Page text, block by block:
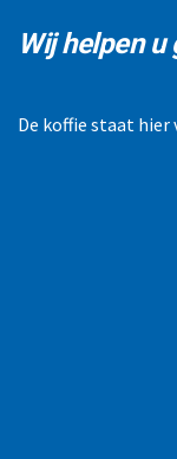
Wij helpen u
De koffie staat hier